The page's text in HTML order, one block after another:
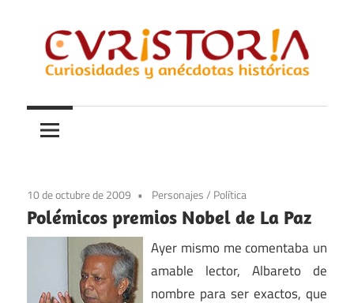
contenido
Curistoria
y
anécdotas
historia
10 de octubre de 2009 Personajes/ Política
Polémicos premios Nobel de La Paz
Ayer mismo me comentaba un
amable lector, Albareto de
nombre para ser exactos, que